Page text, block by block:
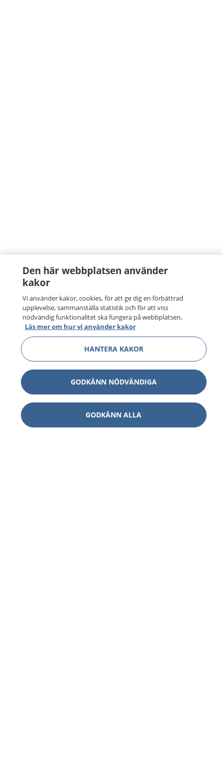
Den här webbplatsen använder
kakor
Vi använder kakor, cookies, för att ge dig en förbättrad
upplevelse, sammanställa statistik och för att viss
nödvändig funktionalitet ska fungera på webbplatsen.
Läs mer om hur vi använder kakor
HANTERA KAKOR
GODKÄNN NÖDVÄNDIGA
GODKÄNN ALLA